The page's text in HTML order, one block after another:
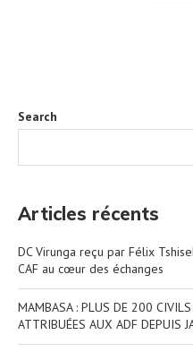
Search
Articles récents
DC Virunga reçu par Félix
CAF au cœur des échanges
MAMBASA : PLUS DE 200
ATTRIBUÉES AUX ADF DEPUIS